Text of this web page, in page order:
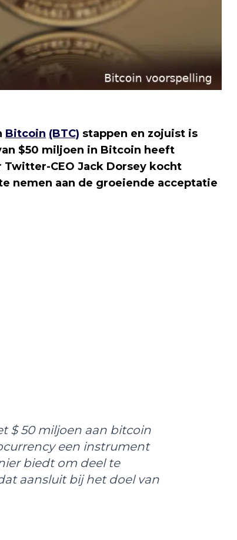
Bitcoin (BTC) stappen en zojuist is
$50 miljoen in Bitcoin heeft
CEO Jack Dorsey kocht
nemen aan de groeiende acceptatie
$ 50 miljoen aan bitcoin
een instrument
biedt om deel te
aansluit bij het doel van